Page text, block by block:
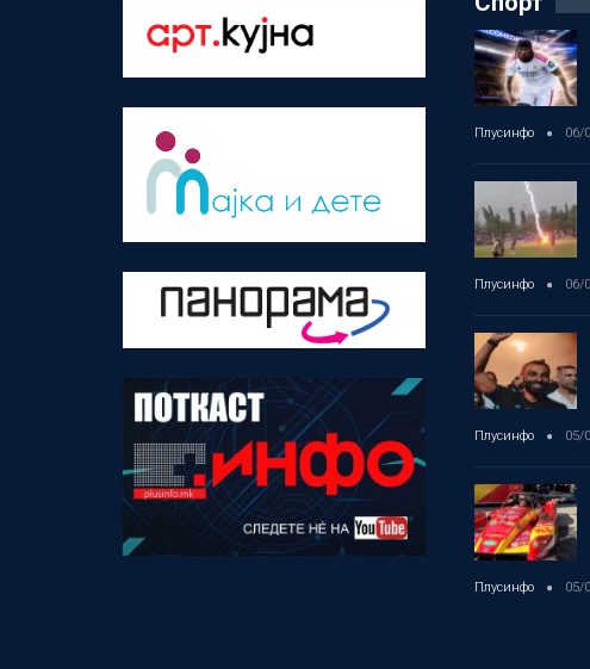
Плусинфо 06/
Плусинфо 06/
Плусинфо 05/
Плусинфо 05/